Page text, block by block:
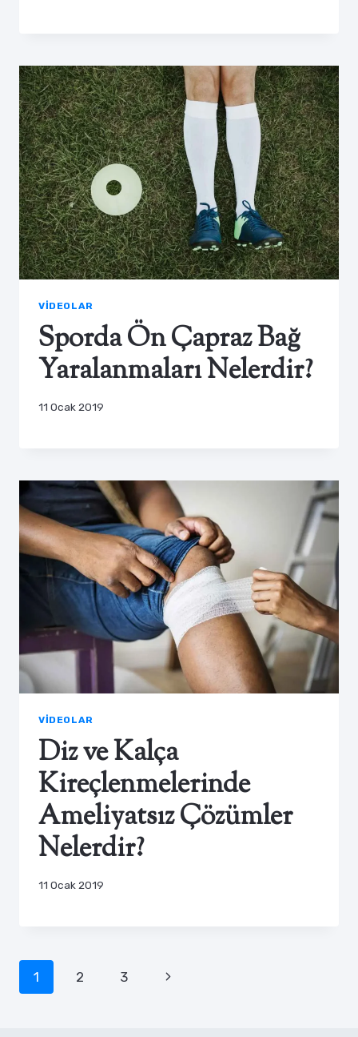
VIDEOLAR
Sporda Ön Çapraz Bağ
Yaralanmaları Nelerdir?
11 Ocak 2019
VIDEOLAR
Diz ve Kalça
Kireçlenmelerinde
Ameliyatsız Çözümler
Nelerdir?
11 Ocak 2019
Page
navigation
1 2 3
Next